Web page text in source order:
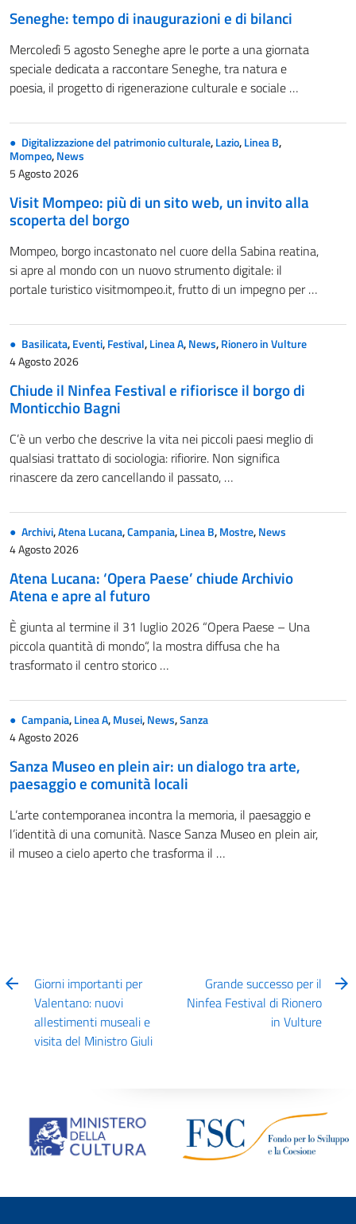
Seneghe: tempo di inaugurazioni e di bilanci
Mercoledì 5 agosto Seneghe apre le porte a una giornata
speciale dedicata a raccontare Seneghe, tra natura e
poesia, il progetto di rigenerazione culturale e sociale …
Digitalizzazione del patrimonio culturale,Lazio,Linea B,
Mompeo,News
5 Agosto 2026
Visit Mompeo: più di un sito web, un invito alla
scoperta del borgo
Mompeo, borgo incastonato nel cuore della Sabina reatina,
si apre al mondo con un nuovo strumento digitale: il
portale turistico visitmompeo.it, frutto di un impegno per …
Basilicata,Eventi,Festival,Linea A,News,Rionero in Vulture
4 Agosto 2026
Chiude il Ninfea Festival e rifiorisce il borgo di
Monticchio Bagni
C’è un verbo che descrive la vita nei piccoli paesi meglio di
qualsiasi trattato di sociologia: rifiorire. Non significa
rinascere da zero cancellando il passato, …
Archivi,Atena Lucana,Campania,Linea B,Mostre,News
4 Agosto 2026
Atena Lucana: ‘Opera Paese’ chiude Archivio
Atena e apre al futuro
È giunta al termine il 31 luglio 2026 “Opera Paese – Una
piccola quantità di mondo“, la mostra diffusa che ha
trasformato il centro storico …
Campania,Linea A,Musei,News,Sanza
4 Agosto 2026
Sanza Museo en plein air: un dialogo tra arte,
paesaggio e comunità locali
L’arte contemporanea incontra la memoria, il paesaggio e
l’identità di una comunità. Nasce Sanza Museo en plein air,
il museo a cielo aperto che trasforma il …
Giorni importanti per
Valentano: nuovi
allestimenti museali e
visita del Ministro Giuli
Grande successo per il
Ninfea Festival di Rionero
in Vulture